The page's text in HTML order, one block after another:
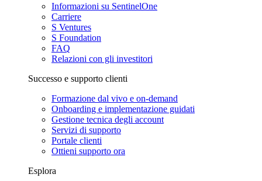
Informazioni su SentinelOne
Carriere
S Ventures
S Foundation
FAQ
Relazioni con gli investitori
Successo e supporto clienti
Formazione dal vivo e on-demand
Onboarding e implementazione guidati
Gestione tecnica degli account
Servizi di supporto
Portale clienti
Ottieni supporto ora
Esplora